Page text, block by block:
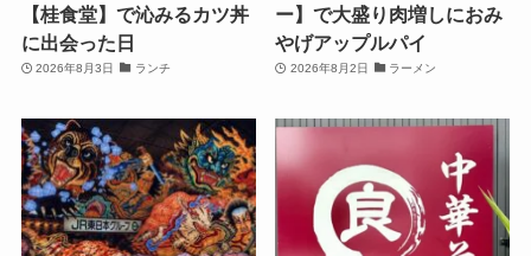
【桂食堂】で沁みるカツ丼
に出会った日
2026年8月3日 ランチ
ー】で大盛り肉増しにおみ
やげアップルパイ
2026年8月2日 ラーメン